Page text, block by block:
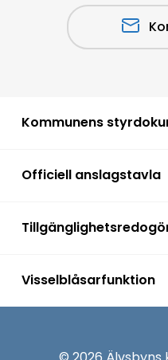
Kommunens
Officiell anslagstavla
Visselblåsarfunktion